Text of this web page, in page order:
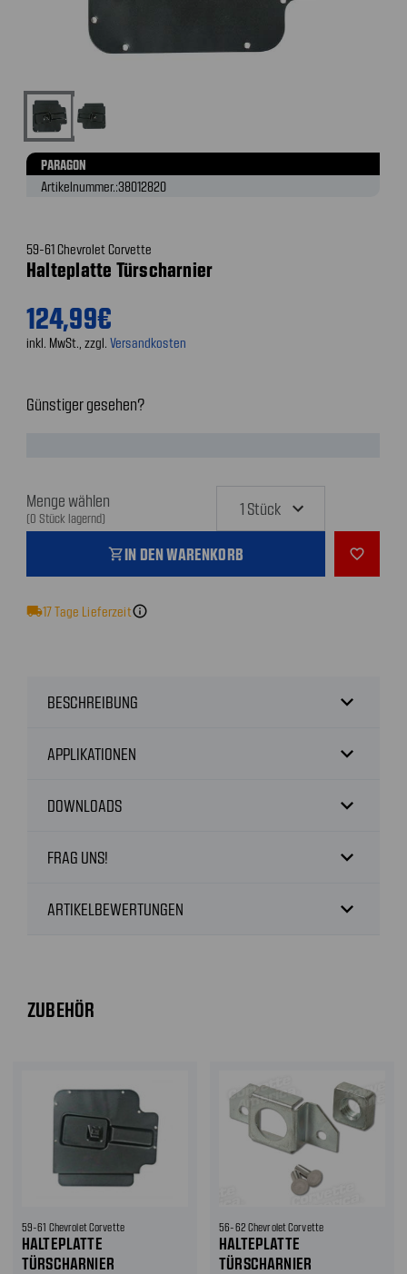
PARAGON
Artikelnummer.:38012820
59-61 Chevrolet Corvette
Halteplatte Türscharnier
124,99€
inkl. MwSt., zzgl. Versandkosten
Günstiger gesehen?
Menge wählen
(0 Stück lagernd)
shopping_cartIN DEN WARENKORB favorite_outline
local_shipping17Tage Lieferzeitinfo
BESCHREIBUNG expand_more
APPLIKATIONEN expand_more
DOWNLOADS expand_more
FRAG UNS! expand_more
ARTIKELBEWERTUNGEN expand_more
ZUBEHÖR
59-61 Chevrolet Corvette
HALTEPLATTE
TÜRSCHARNIER
56-62 Chevrolet Corvette
HALTEPLATTE
TÜRSCHARNIER